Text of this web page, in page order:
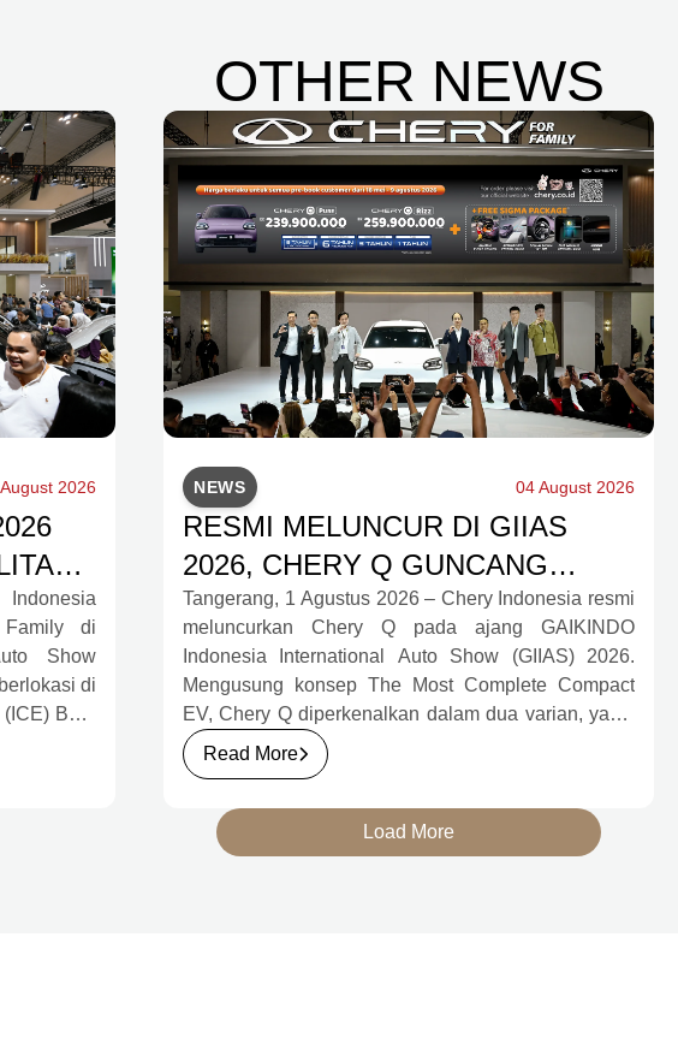
OTHER NEWS
2026
di
Show
di
BSD
dan
NEWS 04 August 2026
RESMI MELUNCUR DI GIIAS
2026, CHERY Q GUNCANG
PASAR OTOMOTIF MELALUI
HARGA SPESIAL MULAI RP239,9
JUTA
Tangerang, 1 Agustus 2026 – Chery Indonesia resmi
meluncurkan Chery Q pada ajang GAIKINDO
Indonesia International Auto Show (GIIAS) 2026.
Mengusung konsep The Most Complete Compact
EV, Chery Q diperkenalkan dalam dua varian, yakni
Chery Q Pure dan Chery Q Rizz, untuk
mengakomodasi kebutuhan mobilitas serta
Read More
Load More